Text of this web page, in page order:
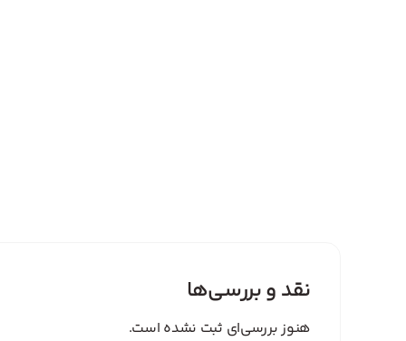
نقد و بررسی‌ها
هنوز بررسی‌ای ثبت نشده است.